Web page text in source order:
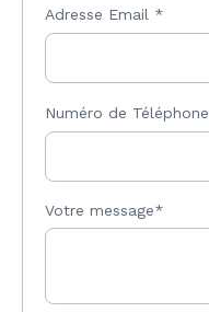
Adresse Email *
Numéro de Téléphone
Votre message*